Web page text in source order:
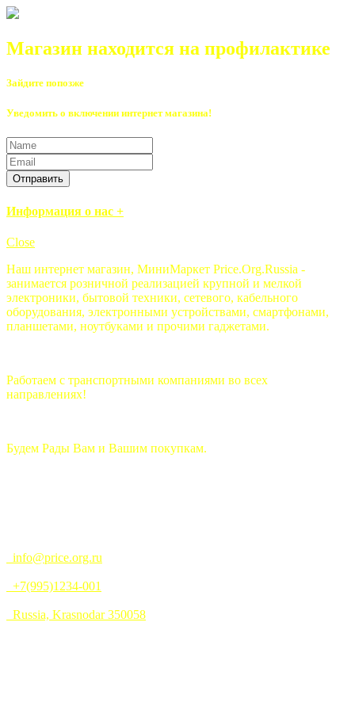
Магазин находится на профилактике
Зайдите попозже
Уведомить о включении интернет магазина!
Отправить
Информация о нас +
Close
Наш интернет магазин, МиниМаркет Price.Org.Russia -
занимается розничной реализацией крупной и мелкой
электроники, бытовой техники, сетевого, кабельного
оборудования, электронными устройствами, смартфонами,
планшетами, ноутбуками и прочими гаджетами.
Работаем с транспортными компаниями во всех
направлениях!
Будем Рады Вам и Вашим покупкам.
info@price.org.ru
+7(995)1234-001
Russia, Krasnodar 350058